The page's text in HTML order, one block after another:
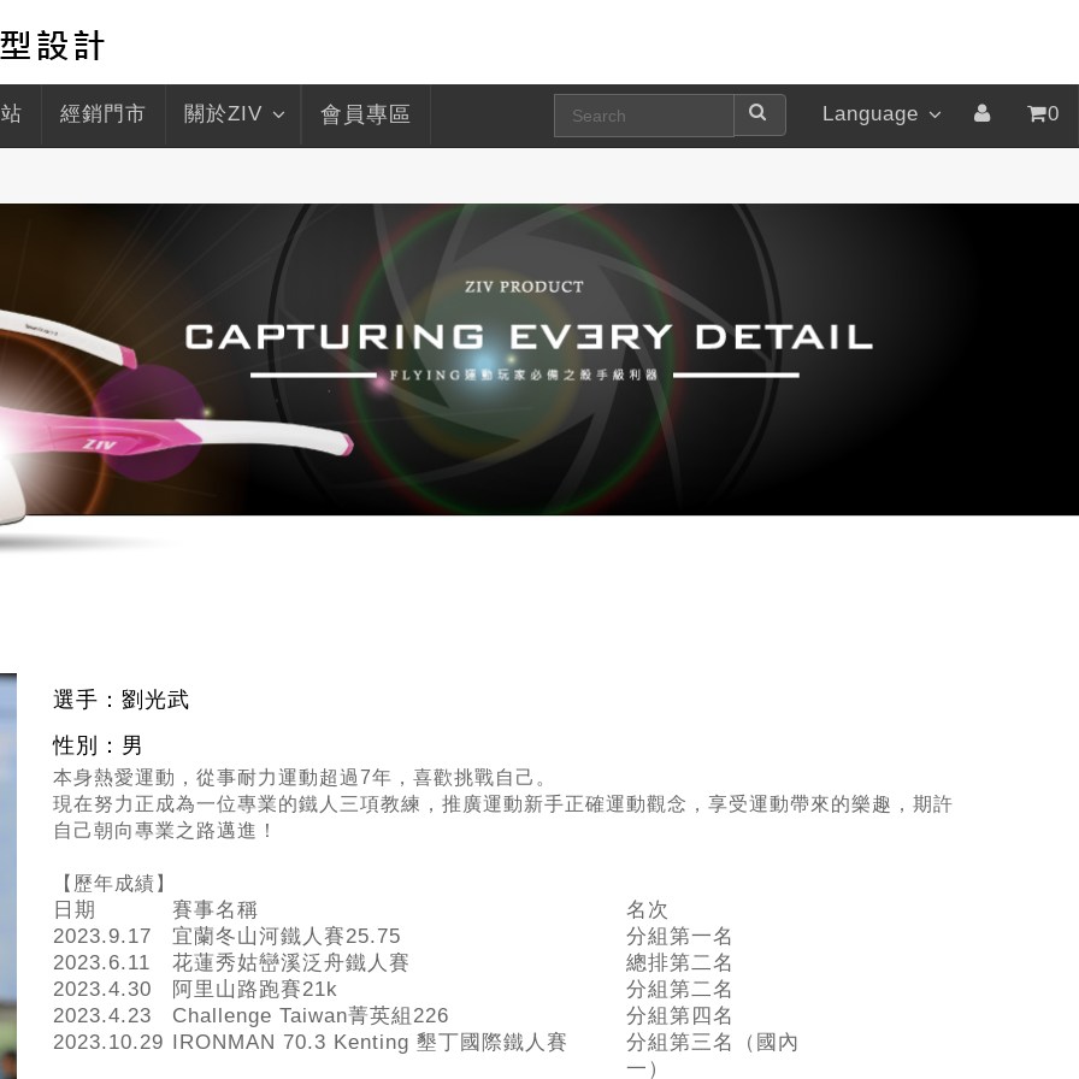
經銷門市 關於ZIV 會員專區 Language 0
選手：劉光武
性別：男
本身熱愛運動，從事耐力運動超過7年，喜歡挑戰自己。
現在努力正成為一位專業的鐵人三項教練，推廣運動新手正確運動觀念，享受運動帶來的樂趣，期許
自己朝向專業之路邁進！
【歷年成績】
日期 賽事名稱
名次
2023.9.17
宜蘭冬山河鐵人賽25.75
分組第一名
2023.6.11
花蓮秀姑巒溪泛舟鐵人賽
總排第二名
2023.4.30
阿里山路跑賽21k
分組第二名
2023.4.23
Challenge Taiwan菁英組226
分組第四名
2023.10.29 IRONMAN 70.3 Kenting 墾丁國際鐵人賽
分組第三名（國內
一）